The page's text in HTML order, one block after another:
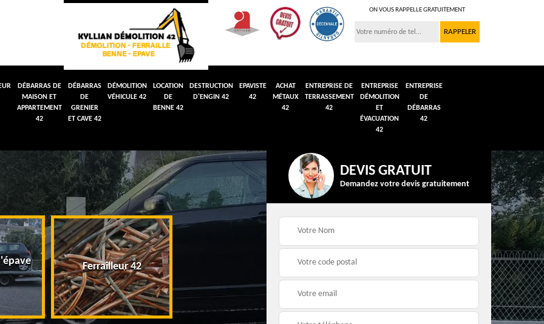
ON VOUS RAPPELLE GRATUITEMENT
DÉBARRAS DE
MAISON ET
APPARTEMENT
42
DÉBARRAS
DE
GRENIER
ET CAVE 42
DÉMOLITION
VÉHICULE 42
LOCATION
DE
BENNE 42
DESTRUCTION
D'ENGIN 42
EPAVISTE
42
ACHAT
MÉTAUX
42
ENTREPRISE DE
TERRASSEMENT
42
ENTREPRISE
DÉMOLITION
ET
ÉVACUATION
42
ENTREPRISE
DE
DÉBARRAS
42
Ferrailleur 42
Débarras de grenier et
Démolition véhicule
42
DEVIS GRATUIT
Demandez votre devis gratuitement